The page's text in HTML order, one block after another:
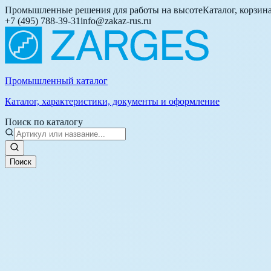
Промышленные решения для работы на высотеКаталог,
+7 (495) 788-39-31info@zakaz-rus.ru
Промышленный каталог
Каталог, характеристики, документы и оформление
Поиск по каталогу
Поиск